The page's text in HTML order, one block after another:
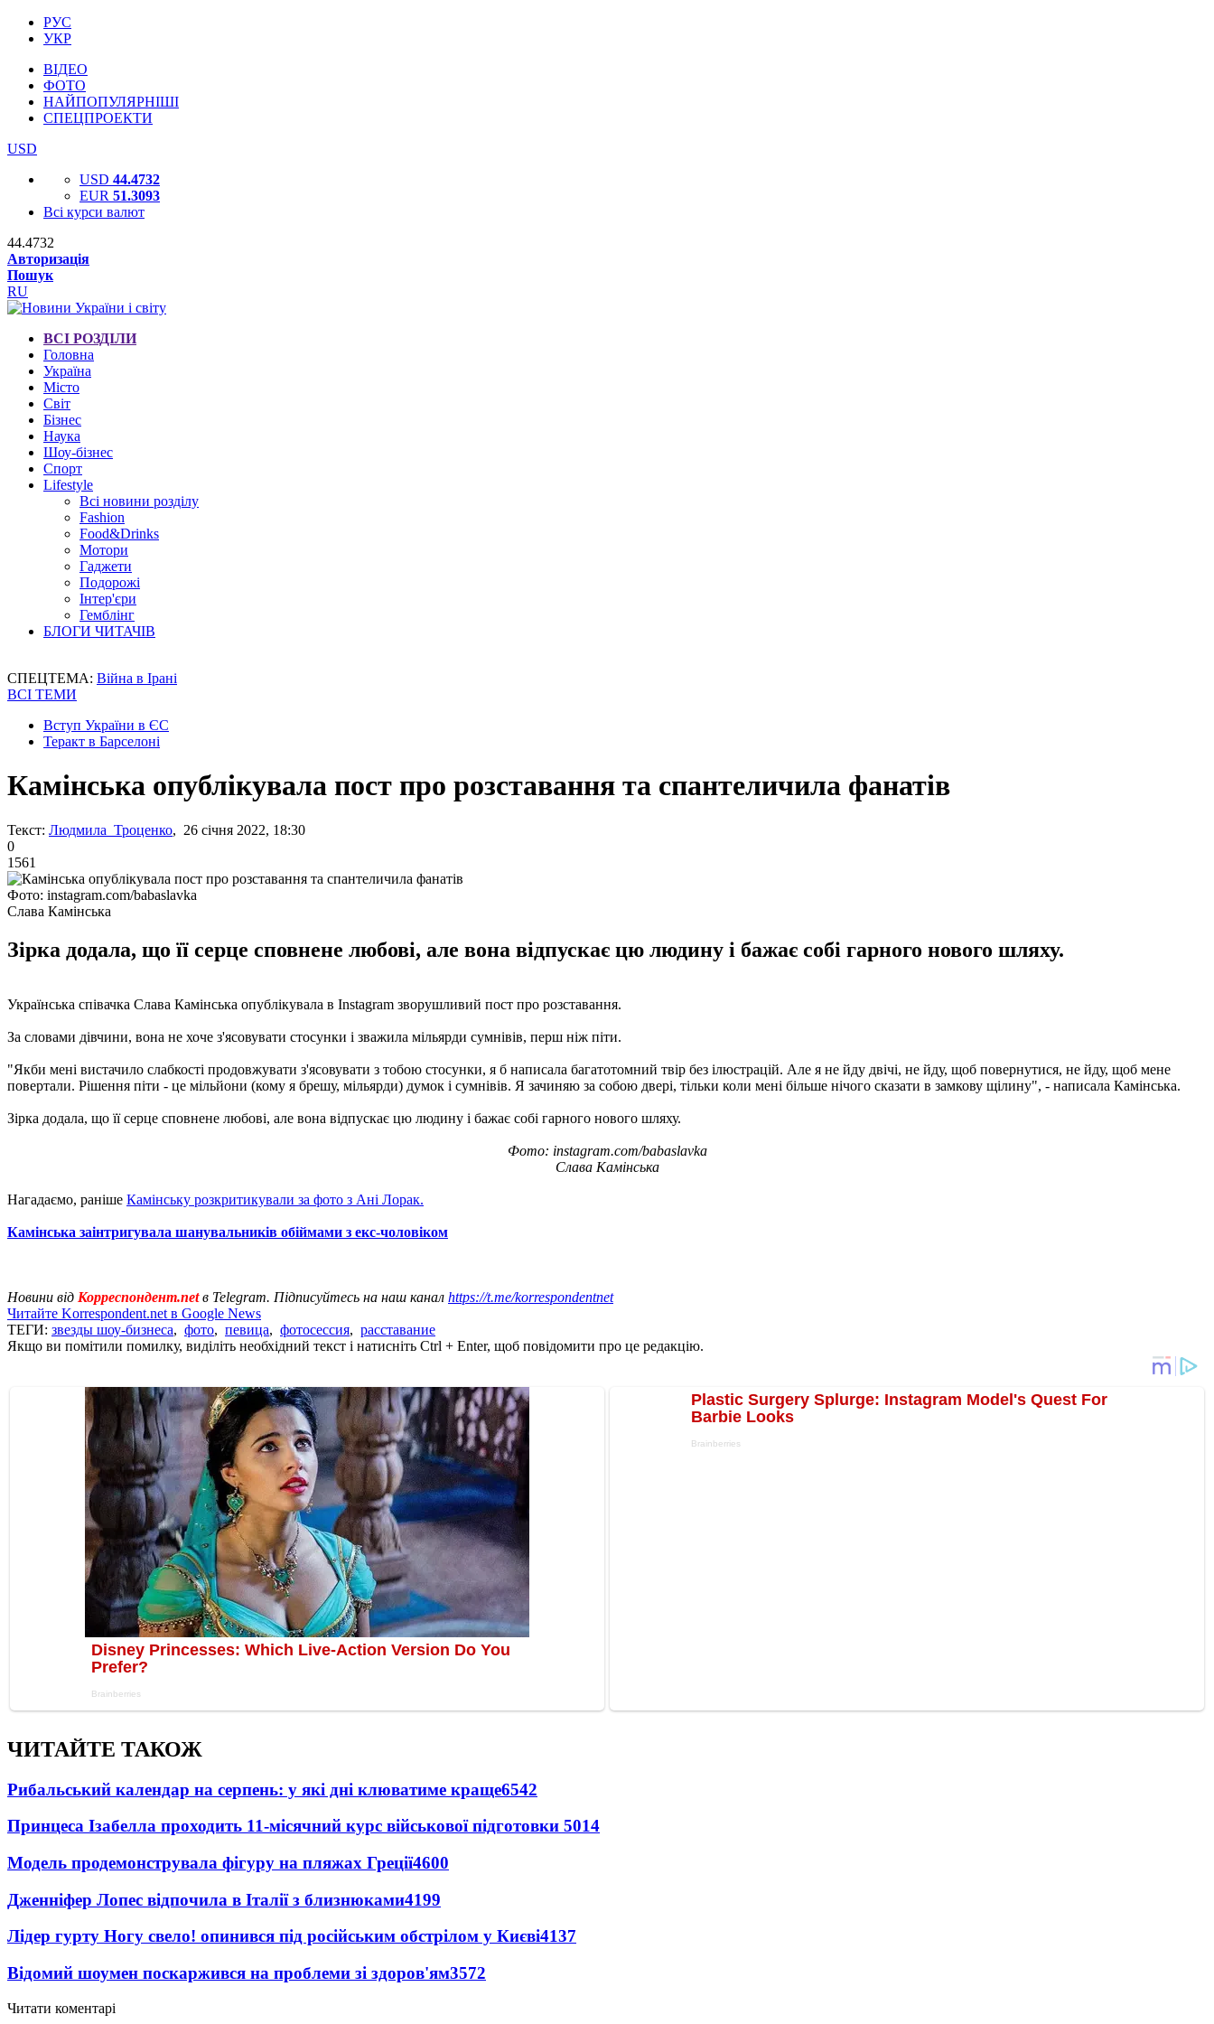
РУС
УКР
ВІДЕО
ФОТО
НАЙПОПУЛЯРНІШІ
СПЕЦПРОЕКТИ
USD
USD 44.4732
EUR 51.3093
Всі курси валют
44.4732
Авторизація
Пошук
RU
ВСІ РОЗДІЛИ
Головна
Україна
Місто
Світ
Бізнес
Наука
Шоу-бізнес
Спорт
Lifestyle
Всі новини розділу
Fashion
Food&Drinks
Мотори
Гаджети
Подорожі
Інтер'єри
Гемблінг
БЛОГИ ЧИТАЧІВ
СПЕЦТЕМА: Війна в Ірані
ВСІ ТЕМИ
Вступ України в ЄС
Теракт в Барселоні
Камінська опублікувала пост про розставання та спантеличила фанатів
Текст: Людмила Троценко, 26 січня 2022, 18:30
0
1561
Фото: instagram.com/babaslavka
Слава Камінська
Зірка додала, що її серце сповнене любові, але вона відпускає цю людину і бажає собі гарного нового шляху.
Українська співачка Слава Камінська опублікувала в Instagram зворушливий пост про розставання.
За словами дівчини, вона не хоче з'ясовувати стосунки і зважила мільярди сумнівів, перш ніж піти.
"Якби мені вистачило слабкості продовжувати з'ясовувати з тобою стосунки, я б написала багатотомний твір без ілюстрацій. Але я не йду двічі, не йду, щоб повернутися, не йду, щоб мене
повертали. Рішення піти - це мільйони (кому я брешу, мільярди) думок і сумнівів. Я зачиняю за собою двері, тільки коли мені більше нічого сказати в замкову щілину", - написала Камінська.
Зірка додала, що її серце сповнене любові, але вона відпускає цю людину і бажає собі гарного нового шляху.
Фото: instagram.com/babaslavka
Слава Камінська
Нагадаємо, раніше Камінську розкритикували за фото з Ані Лорак.
Камінська заінтригувала шанувальників обіймами з екс-чоловіком
Новини від Корреспондент.netв Telegram. Підписуйтесь на наш канал https://t.me/korrespondentnet
Читайте Korrespondent.net в Google News
ТЕГИ: звезды шоу-бизнеса, фото, певица, фотосессия, расставание
Якщо ви помітили помилку, виділіть необхідний текст і натисніть Ctrl + Enter, щоб повідомити про це редакцію.
ЧИТАЙТЕ ТАКОЖ
Рибальський календар на серпень: у які дні клюватиме краще6542
Принцеса Ізабелла проходить 11-місячний курс військової підготовки 5014
Модель продемонструвала фігуру на пляжах Греції4600
Дженніфер Лопес відпочила в Італії з близнюками4199
Лідер гурту Ногу свело! опинився під російським обстрілом у Києві4137
Відомий шоумен поскаржився на проблеми зі здоров'ям3572
Читати коментарі